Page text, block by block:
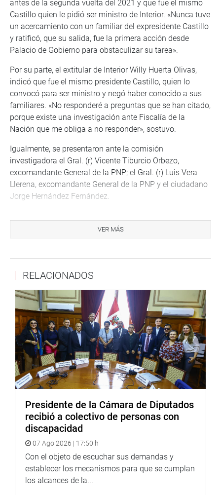
antes de la segunda vuelta del 2021 y que fue el mismo
Castillo quien le pidió ser ministro de Interior. «Nunca tuve
un acercamiento con un familiar del expresidente Castillo
y ratificó, que su salida, fue la primera acción desde
Palacio de Gobierno para obstaculizar su tarea».
Por su parte, el extitular de Interior Willy Huerta Olivas,
indicó que fue el mismo presidente Castillo, quien lo
convocó para ser ministro y negó haber conocido a sus
familiares. «No responderé a preguntas que se han citado,
porque existe una investigación ante Fiscalía de la
Nación que me obliga a no responder», sostuvo.
Igualmente, se presentaron ante la comisión
investigadora el Gral. (r) Vicente Tiburcio Orbezo,
excomandante General de la PNP; el Gral. (r) Luis Vera
Llerena, excomandante General de la PNP y el ciudadano
Jorge Hernández Fernández.
VER MÁS
RELACIONADOS
Presidente de la Cámara de Diputados
recibió a colectivo de personas con
discapacidad
07 Ago 2026 | 17:50 h
Con el objeto de escuchar sus demandas y
establecer los mecanismos para que se cumplan
los alcances de la...